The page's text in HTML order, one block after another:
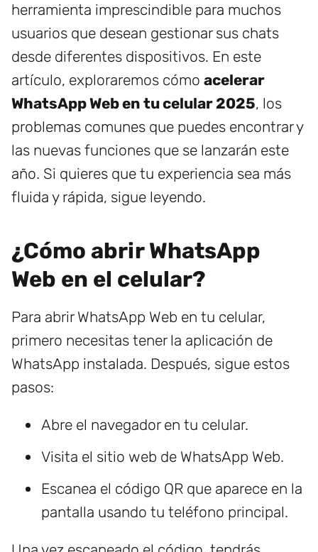
herramienta imprescindible para muchos
usuarios que desean gestionar sus chats
desde diferentes dispositivos. En este
artículo, exploraremos cómo acelerar
WhatsApp Web en tu celular 2025, los
problemas comunes que puedes encontrar y
las nuevas funciones que se lanzarán este
año. Si quieres que tu experiencia sea más
fluida y rápida, sigue leyendo.
¿Cómo abrir WhatsApp
Web en el celular?
Para abrir WhatsApp Web en tu celular,
primero necesitas tener la aplicación de
WhatsApp instalada. Después, sigue estos
pasos:
Abre el navegador en tu celular.
Visita el sitio web de WhatsApp Web.
Escanea el código QR que aparece en la
pantalla usando tu teléfono principal.